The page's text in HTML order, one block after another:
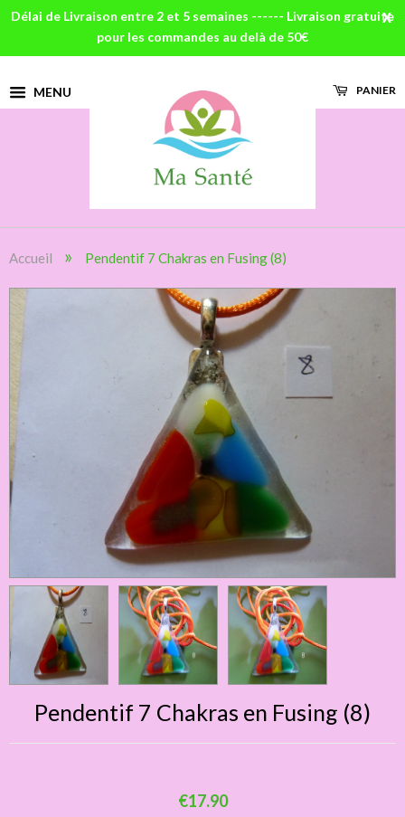
Délai de Livraison entre 2 et 5 semaines ------ Livraison gratuite
pour les commandes au delà de 50€
X
MENU PANIER
Accueil » Pendentif 7 Chakras en Fusing (8)
Pendentif 7 Chakras en Fusing (8)
€17.90